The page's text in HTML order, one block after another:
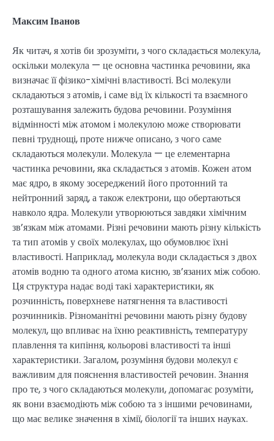
Максим Іванов
Як читач, я хотів би зрозуміти, з чого складається молекула,
оскільки молекула — це основна частинка речовини, яка
визначає її фізико-хімічні властивості. Всі молекули
складаються з атомів, і саме від їх кількості та взаємного
розташування залежить будова речовини. Розуміння
відмінності між атомом і молекулою може створювати
певні труднощі, проте нижче описано, з чого саме
складаються молекули. Молекула — це елементарна
частинка речовини, яка складається з атомів. Кожен атом
має ядро, в якому зосереджений його протонний та
нейтронний заряд, а також електрони, що обертаються
навколо ядра. Молекули утворюються завдяки хімічним
зв’язкам між атомами. Різні речовини мають різну кількість
та тип атомів у своїх молекулах, що обумовлює їхні
властивості. Наприклад, молекула води складається з двох
атомів водню та одного атома кисню, зв’язаних між собою.
Ця структура надає воді такі характеристики, як
розчинність, поверхневе натягнення та властивості
розчинників. Різноманітні речовини мають різну будову
молекул, що впливає на їхню реактивність, температуру
плавлення та кипіння, кольорові властивості та інші
характеристики. Загалом, розуміння будови молекул є
важливим для пояснення властивостей речовин. Знання
про те, з чого складаються молекули, допомагає розуміти,
як вони взаємодіють між собою та з іншими речовинами,
що має велике значення в хімії, біології та інших науках.